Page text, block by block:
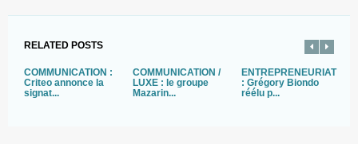
RELATED POSTS
COMMUNICATION :
Criteo annonce la
signat...
COMMUNICATION /
LUXE : le groupe
Mazarin...
ENTREPRENEURIAT
: Grégory Biondo
réélu p...